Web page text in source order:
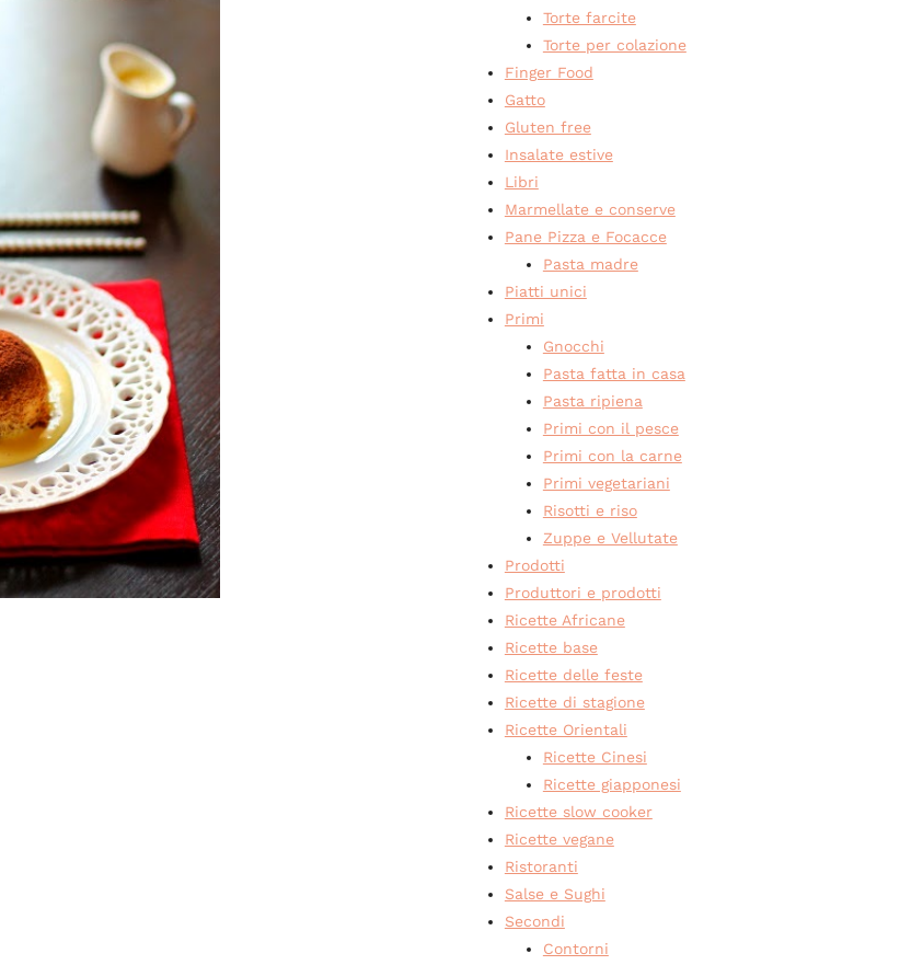
Torte farcite
Torte per colazione
Finger Food
Gatto
Gluten free
Insalate estive
Libri
Marmellate e conserve
Pane Pizza e Focacce
Pasta madre
Piatti unici
Primi
Gnocchi
Pasta fatta in casa
Pasta ripiena
Primi con il pesce
Primi con la carne
Primi vegetariani
Risotti e riso
Zuppe e Vellutate
Prodotti
Produttori e prodotti
Ricette Africane
Ricette base
Ricette delle feste
Ricette di stagione
Ricette Orientali
Ricette Cinesi
Ricette giapponesi
Ricette slow cooker
Ricette vegane
Ristoranti
Salse e Sughi
Secondi
Contorni